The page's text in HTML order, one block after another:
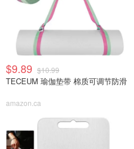
$9.89 $10.99
TECEUM 瑜伽垫带 棉质可调节防滑
amazon.ca